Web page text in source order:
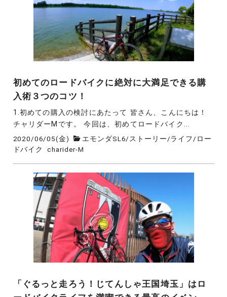
初めてのロードバイクに絶対に大満足できる購
入術３つのコツ！
1.初めての購入の検討にあたって 皆さん、こんにちは！
チャリダーMです。 今回は、初めてロードバイク...
2020/06/05(金) エモンダSL6/ ストーリー/ライフ/ ロー
ドバイク
charider-M
「ぐるっと走ろう！じてんしゃ王国埼玉」はロ